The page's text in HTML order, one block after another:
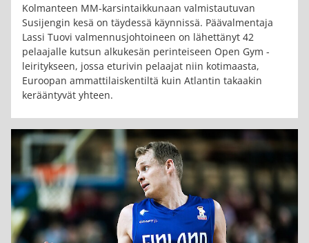
Kolmanteen MM-karsintaikkunaan valmistautuvan
Susijengin kesä on täydessä käynnissä. Päävalmentaja
Lassi Tuovi valmennusjohtoineen on lähettänyt 42
pelaajalle kutsun alkukesän perinteiseen Open Gym -
leiritykseen, jossa eturivin pelaajat niin kotimaasta,
Euroopan ammattilaiskentiltä kuin Atlantin takaakin
kerääntyvät yhteen.